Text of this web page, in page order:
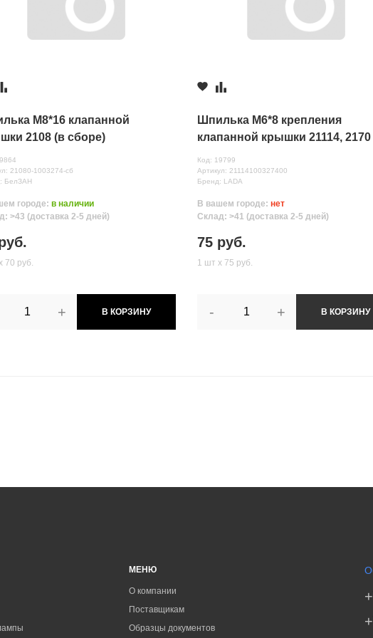
31 руб.
Усмань, ул.Полевая, д. 1А/2
31 руб.
данных
М8*16 клапанной
2108 (в сборе)
21080-1003274-сб
БелЗАН
городе: в наличии
>43 (доставка 2-5 дней)
70 руб.
+ В КОРЗИНУ
Шпилька М6*8 крепления
клапанной крышки 21114, 2170
Код: 19799
Артикул: 21114100327400
Бренд: LADA
В вашем городе: нет
Склад: >41 (доставка 2-5 дней)
75 руб.
1 шт х 75 руб.
- + В КОРЗИНУ
МЕНЮ
О компании
Поставщикам
Образцы документов